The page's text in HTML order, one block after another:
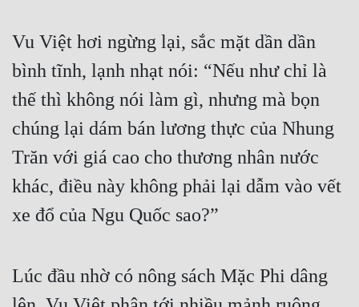
Vu Việt hơi ngừng lại, sắc mặt dần dần
bình tĩnh, lạnh nhạt nói: “Nếu như chỉ là
thế thì không nói làm gì, nhưng mà bọn
chúng lại dám bán lương thực của Nhung
Trăn với giá cao cho thương nhân nước
khác, điều này không phải lại dẫm vào vết
xe đổ của Ngu Quốc sao?”
Lúc đầu nhờ có nông sách Mặc Phi dâng